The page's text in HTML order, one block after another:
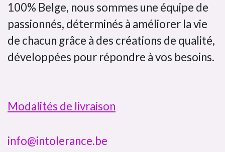
100% Belge, nous sommes une équipe de
passionnés, déterminés à améliorer la vie
de chacun grâce à des créations de qualité,
développées pour répondre à vos besoins.
Modalités de livraison
info@intolerance.be